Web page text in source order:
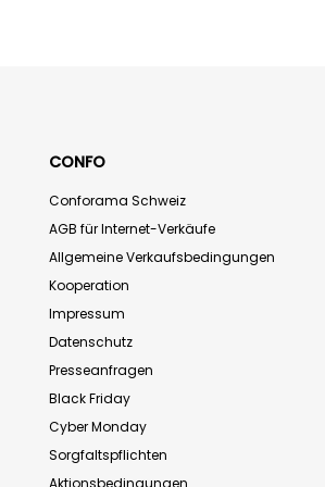
CONFO
Conforama Schweiz
AGB für Internet-Verkäufe
Allgemeine Verkaufsbedingungen
Kooperation
Impressum
Datenschutz
Presseanfragen
Black Friday
Cyber Monday
Sorgfaltspflichten